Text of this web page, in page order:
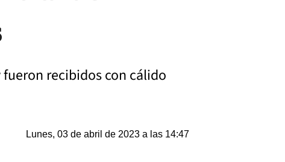
recibidos con cálido
Lunes, 03 de abril de 2023 a las 14:47